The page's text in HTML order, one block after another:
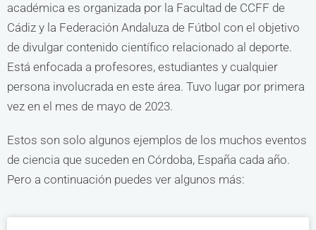
académica es organizada por la Facultad de CCFF de
Cádiz y la Federación Andaluza de Fútbol con el objetivo
de divulgar contenido científico relacionado al deporte.
Está enfocada a profesores, estudiantes y cualquier
persona involucrada en este área. Tuvo lugar por primera
vez en el mes de mayo de 2023.
Estos son solo algunos ejemplos de los muchos eventos
de ciencia que suceden en Córdoba, España cada año.
Pero a continuación puedes ver algunos más: